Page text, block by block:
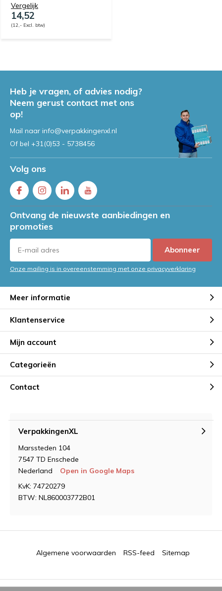
Vergelijk
14,52
(12,- Excl. btw)
Heb je vragen, of advies nodig?
Neem gerust contact met ons
op!
Mail naar info@verpakkingenxl.nl
Of bel +31(0)53 - 5738456
Volg ons
Ontvang de nieuwste aanbiedingen en
promoties
Abonneer
Onze mailing is in overeenstemming met onze privacyverklaring
Meer informatie
Klantenservice
Mijn account
Categorieën
Contact
VerpakkingenXL
Marssteden 104
7547 TD Enschede
Nederland
Open in Google Maps
KvK: 74720279
BTW: NL860003772B01
Algemene voorwaarden RSS-feed Sitemap